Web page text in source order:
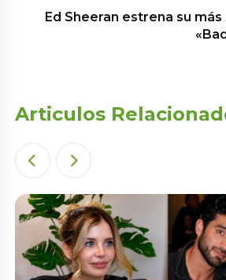
Ed Sheeran estrena su
Articulos